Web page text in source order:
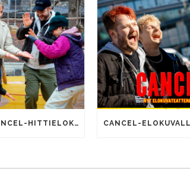
SOMEAJAN CANCEL-HITTIELOKUVALLA 100 000 KATSOJAA!